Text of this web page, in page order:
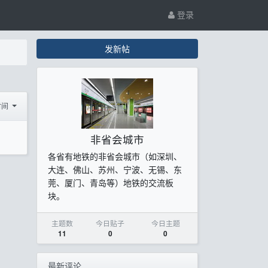
登录
发新帖
非省会城市
各省有地铁的非省会城市（如深圳、
大连、佛山、苏州、宁波、无锡、东
莞、厦门、青岛等）地铁的交流板
块。
主题数
11
今日贴子
0
今日主题
0
最新评论